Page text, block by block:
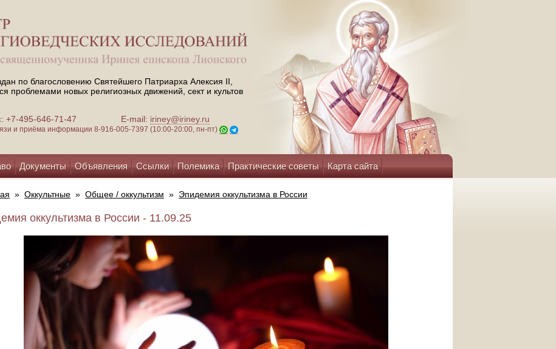
по благословению Святейшего Патриарха Алексия II,
проблемами новых религиозных движений, сект и культов
+7-495-646-71-47 E-mail: iriney@iriney.ru
и приёма информации 8-916-005-7397 (10:00-20:00, пн-пт)
Документы Объявления Ссылки Полемика Практические советы Карта сайта
» Оккультные » Общее / оккультизм » Эпидемия оккультизма в России
оккультизма в России - 11.09.25